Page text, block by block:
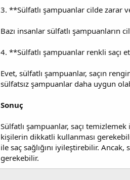
3. **Sülfatlı şampuanlar cilde zarar
Bazı insanlar sülfatlı
4. **Sülfatlı şampuanlar renkli saçı
Evet, sülfatlı şampuanlar, saçın
sülfatsız şampuanlar daha uygun
Sonuç
Sülfatlı şampuanlar, saçı
kişilerin dikkatli kullanması
ile saç sağlığını iyileştirebilir.
gerekebilir.